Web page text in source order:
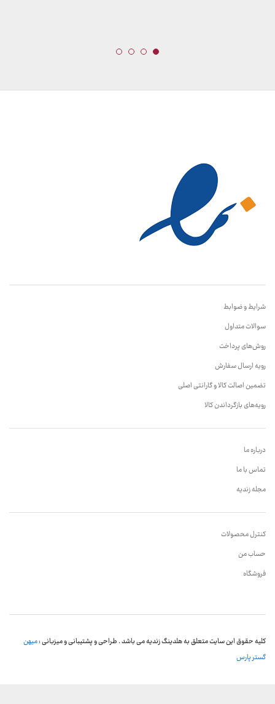
شرایط و ضوابط
سوالات متداول
روش‌های پرداخت
رویه ارسال سفارش
تضمین اصالت کالا و گارانتی اصلی
رویه‌های بازگرداندن کالا
درباره ما
تماس با ما
مجله زندیه
کنترل محصولات
حساب من
فروشگاه
کلیه حقوق این سایت متعلق به هلدینگ زندیه می باشد . طراحی و پشتیبانی و میزبانی :میهن
گستر پارس